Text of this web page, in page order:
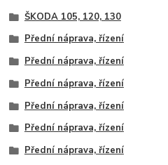
ŠKODA 105, 120, 130
Přední náprava, řízení
Přední náprava, řízení
Přední náprava, řízení
Přední náprava, řízení
Přední náprava, řízení
Přední náprava, řízení